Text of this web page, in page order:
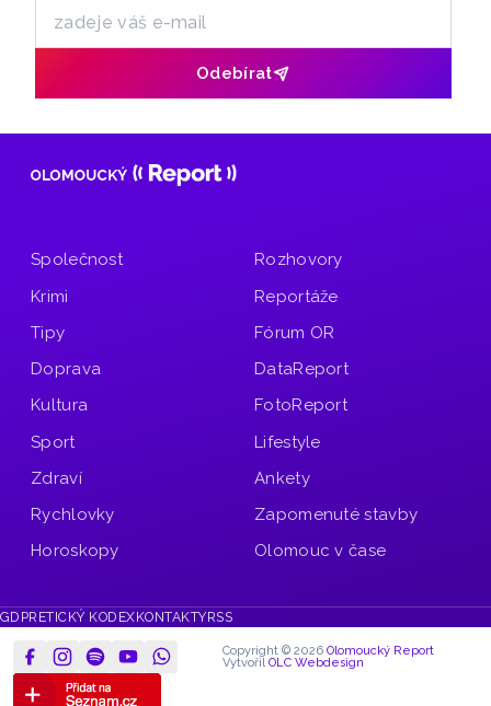
Odebírat
Společnost
Krimi
Tipy
Doprava
Kultura
Sport
Zdraví
Rychlovky
Horoskopy
Rozhovory
Reportáže
Fórum OR
DataReport
FotoReport
Lifestyle
Ankety
Zapomenuté stavby
Olomouc v čase
GDPR ETICKÝ KODEXKONTAKTYRSS
Copyright © 2026 Olomoucký Report
Vytvořil OLC Webdesign